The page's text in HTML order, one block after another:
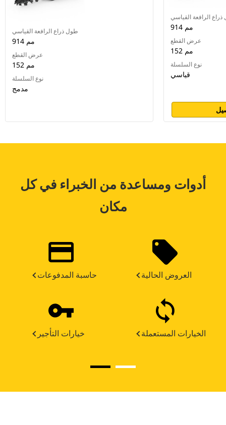
طول ذراع الرافعة القياسي
914 مم
عرض القطع
152 مم
نوع السلسلة
مدمج
الرافعة القياسي
914 مم
عرض القطع
152 مم
نوع السلسلة
قياسي
أدوات ومساعدة من الخبراء في كل
مكان
حاسبة المدفوعات العروض الحالية
خيارات التأجير الخيارات المستعملة